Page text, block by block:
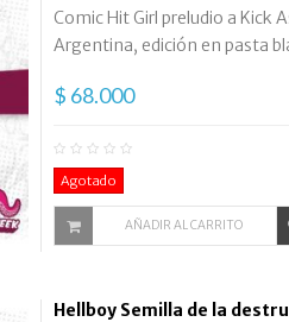
Comic Hit Girl preludio a Kick
Argentina, edición en pasta
$ 68.000
Agotado
AÑADIR AL CARRITO
Hellboy Semilla de la